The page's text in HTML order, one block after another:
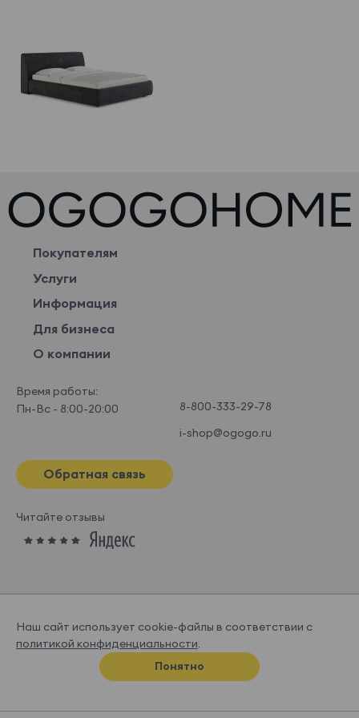
Покупателям
Услуги
Информация
Для бизнеса
О компании
Время работы:
Пн-Вс - 8:00-20:00
8-800-333-29-78
i-shop@ogogo.ru
Обратная связь
Читайте отзывы
© OGOGOHOME, 2026
Спроектировано и нарисовано вСупрематике
Наш сайт использует cookie-файлы в соответствии с
политикой конфиденциальности.
Понятно